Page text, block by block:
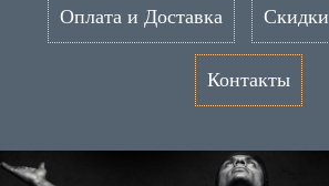
Оплата и Доставка Скидки
Контакты